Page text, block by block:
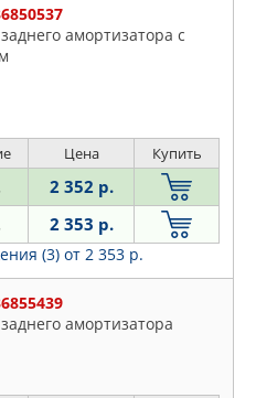
амортизатора с
Цена Купить
2 352 р.
2 353 р.
(3) от 2 353 р.
амортизатора